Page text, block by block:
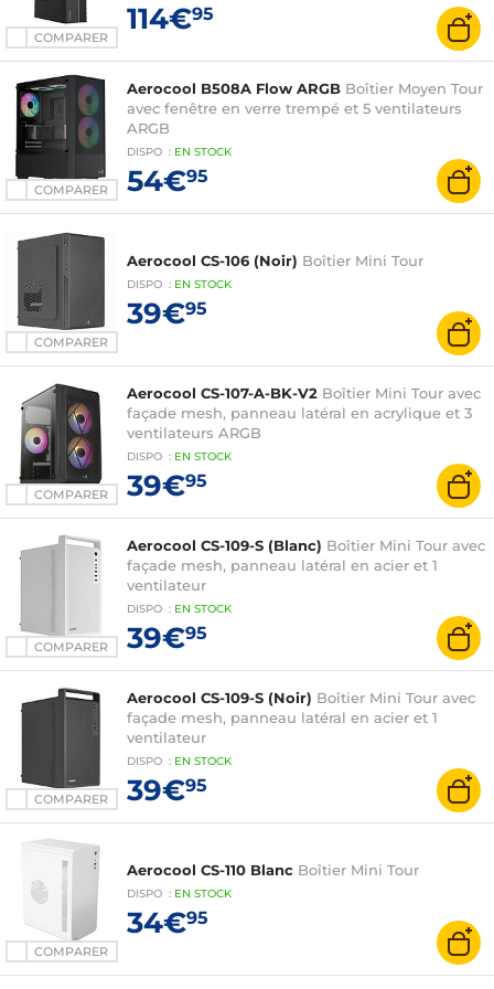
COMPARER
114€95
COMPARER
Aerocool B508A Flow ARGB Boîtier Moyen Tour
avec fenêtre en verre trempé et 5 ventilateurs
ARGB
DISPO : EN STOCK
54€95
COMPARER
Aerocool CS-106 (Noir) Boîtier Mini Tour
DISPO : EN STOCK
39€95
COMPARER
Aerocool CS-107-A-BK-V2 Boîtier Mini Tour avec
façade mesh, panneau latéral en acrylique et 3
ventilateurs ARGB
DISPO : EN STOCK
39€95
COMPARER
Aerocool CS-109-S (Blanc) Boîtier Mini Tour avec
façade mesh, panneau latéral en acier et 1
ventilateur
DISPO : EN STOCK
39€95
COMPARER
Aerocool CS-109-S (Noir) Boîtier Mini Tour avec
façade mesh, panneau latéral en acier et 1
ventilateur
DISPO : EN STOCK
39€95
COMPARER
Aerocool CS-110 Blanc Boîtier Mini Tour
DISPO : EN STOCK
34€95